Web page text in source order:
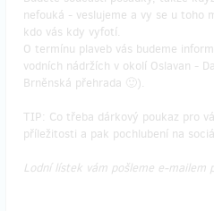
nefouká - veslujeme a vy se u toho
kdo vás kdy vyfotí.
O termínu plaveb vás budeme
vodních nádržích v okolí Oslavan -
Brněnská přehrada 🙂).
TIP: Co třeba dárkový poukaz pro
příležitosti a pak pochlubení na
Lodní lístek vám pošleme e-mailem